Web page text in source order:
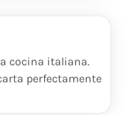
cocina italiana.
perfectamente